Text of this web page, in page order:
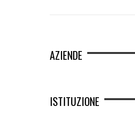
AZIENDE
ISTITUZIONE